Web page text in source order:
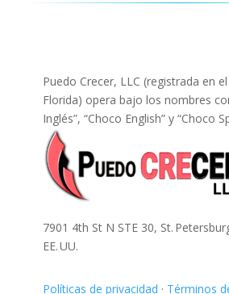
Puedo Crecer, LLC (registrada en
Florida) opera bajo los nombres
Inglés”, “Choco English” y “Choco
7901 4th St N STE 30, St.
EE. UU.
Políticas de privacidad · Términos